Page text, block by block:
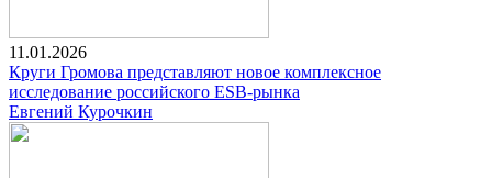
11.01.2026
Круги Громова представляют новое комплексное
исследование российского ESB-рынка
Евгений Курочкин